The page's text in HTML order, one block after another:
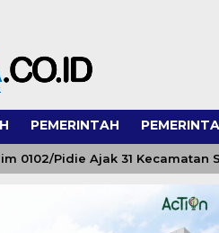
PEMERINTAH
Pidie Ajak 31 Kecamatan